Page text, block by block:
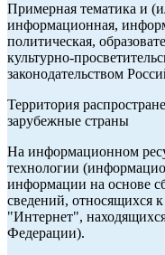
Примерная тематика и
информационная,
политическая,
культурно-
законодательством
Территория
зарубежные страны
На информационном
технологии
информации на основе
сведений, относящихся
"Интернет",
Федерации).